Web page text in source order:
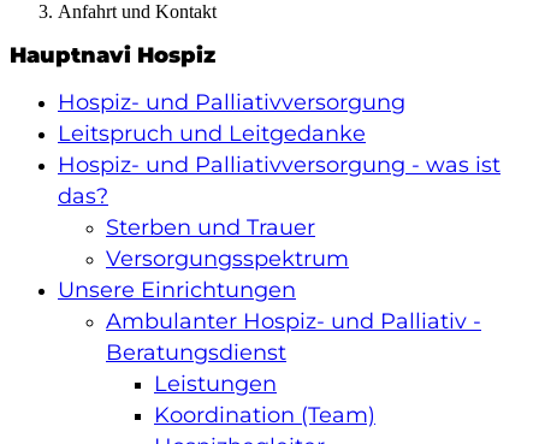
Anfahrt und Kontakt
Hauptnavi Hospiz
Hospiz- und Palliativversorgung
Leitspruch und Leitgedanke
Hospiz- und Palliativversorgung - was ist
das?
Sterben und Trauer
Versorgungsspektrum
Unsere Einrichtungen
Ambulanter Hospiz- und Palliativ -
Beratungsdienst
Leistungen
Koordination (Team)